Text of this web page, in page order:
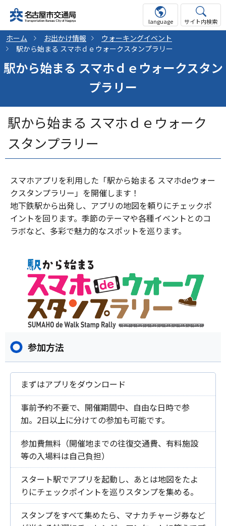
language サイト内検索
ホーム お出かけ情報
ウォーキングイベント
駅から始まる スマホｄｅウォークスタンプラリー
駅から始まる スマホｄｅウォークスタン
プラリー
駅から始まる スマホｄｅウォーク
スタンプラリー
スマホアプリを利用した「駅から始まる スマホdeウォー
クスタンプラリー」を開催します！
地下鉄駅から出発し、アプリの地図を頼りにチェックポ
イントを回ります。季節のテーマや各種イベントとのコ
ラボなど、多彩で魅力的なスポットを巡ります。
参加方法
まずはアプリをダウンロード
事前予約不要で、開催期間中、自由な日時で参
加。2日以上に分けての参加も可能です。
参加費無料（開催地までの往復交通費、有料施設
等の入場料は自己負担）
スタート駅でアプリを起動し、あとは地図をたよ
りにチェックポイントを巡りスタンプを集める。
スタンプをすべて集めたら、マナカチャージ券など